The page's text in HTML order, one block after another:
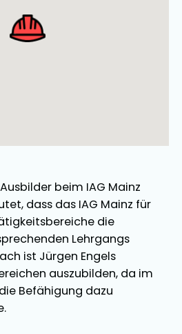
Ausbilder beim IAG Mainz
dass das IAG Mainz für
die
Lehrgangs
ist Jürgen Engels
auszubilden, da im
Befähigung dazu